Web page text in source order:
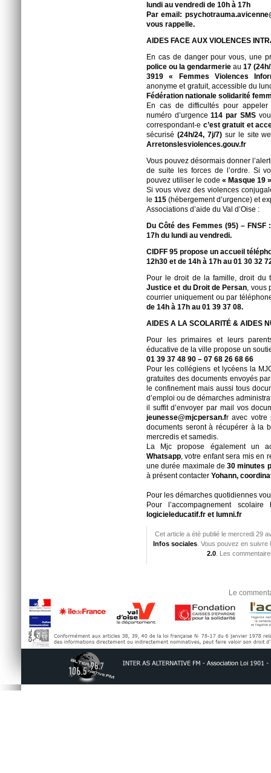
lundi au vendredi de 10h à 17h
Par email:
vous rappelle.
AIDES FACE AUX VIOLENCES
En cas de danger pour vous, une
police ou la gendarmerie au 17
3919 « Femmes Violences
anonyme et gratuit, accessible du
Fédération nationale solidarité
En cas de difficultés pour
numéro d’urgence114 par SMS
correspondant-e c’est gratuit et
sécurisé (24h/24, 7j/7)sur le site
Arretonslesviolences.gouv.fr
Vous pouvez désormais donner
de suite les forces de l’ordre. Si
pouvez utiliser le code « Masque 19 »
Si vous vivez des violences
le 115 (hébergement d’urgence) et
Associations d’aide du Val d’Oise :
Du Côté des Femmes (95) –
17h du lundi au vendredi.
CIDFF 95 propose un accueil
12h30 et de 14h à 17h au 01 30 32
Pour le droit de la famille, droit du
Justice et du Droit de Persan, vous
courrier uniquement ou par
de 14h à 17h au 01 39 37 08.
AIDES A LA SCOLARITÉ & AIDES
Pour les primaires et leurs
éducative de la ville propose un
01 39 37 48 90 – 07 68 26 68 66
Pour les collégiens et lycéens la
gratuites des documents envoyés
le confinement mais aussi tous
d’emploi ou de démarches
il suffit d’envoyer par mail vos
jeunesse@mjcpersan.fr avec votre
documents seront à récupérer à la
mercredis et samedis.
La Mjc propose également un
Whatsapp, votre enfant sera mis en
une durée maximale de 30 minutes
à présent contacter Yohann,
Pour les démarches quotidiennes
Pour l’accompagnement scolaire
logicieleducatif.fr et lumni.fr
Cet article a été publié le mercredi 29
Infos sociales . Vous pouvez en
2.0 . Les
Le